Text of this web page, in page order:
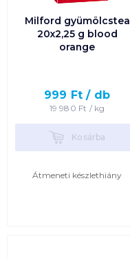
Milford gyümölcstea
20x2,25 g blood
orange
999 Ft / db
19 980 Ft / kg
KosárbaKosárba
Átmeneti készlethiány